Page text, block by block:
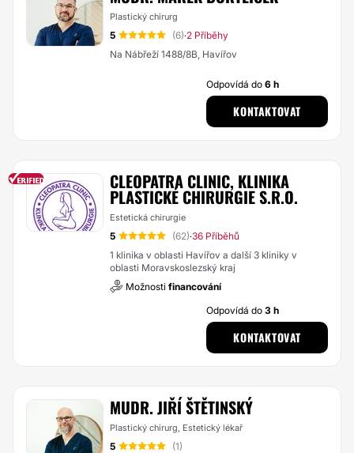
Plastický chirurg
5 (6)·2 Příběhy
Na Nábřeží 1488/8B, Havířov
Odpovídá do6 h
KONTAKTOVAT
CLEOPATRA CLINIC, KLINIKA
PLASTICKÉ CHIRURGIE S.R.O.
Estetická chirurgie
5 (62)·36 Příběhů
1 klinika v oblasti Havířov a další 3 kliniky v
oblasti Moravskoslezský kraj
Možnosti financování
Odpovídá do3 h
KONTAKTOVAT
MUDR. JIŘÍ ŠTĚTINSKÝ
Plastický chirurg, Estetický lékař
5
(1)